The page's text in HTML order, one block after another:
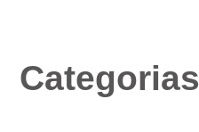
Categorias